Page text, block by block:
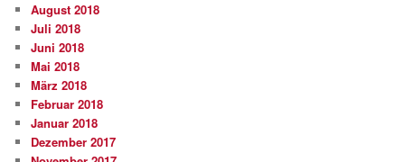
August 2018
Juli 2018
Juni 2018
Mai 2018
März 2018
Februar 2018
Januar 2018
Dezember 2017